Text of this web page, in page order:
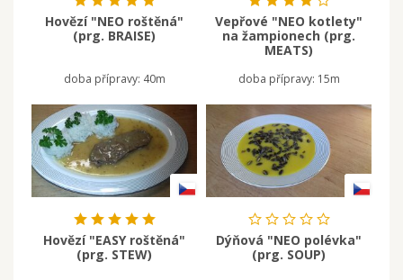
Hovězí "NEO roštěná"
(prg. BRAISE)
doba přípravy: 40m
Vepřové "NEO kotlety"
na žampionech (prg.
MEATS)
doba přípravy: 15m
Hovězí "EASY roštěná"
(prg. STEW)
Dýňová "NEO polévka"
(prg. SOUP)